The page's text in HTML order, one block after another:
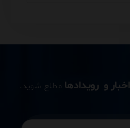
اخبار و رویدادها مطلع شوید.